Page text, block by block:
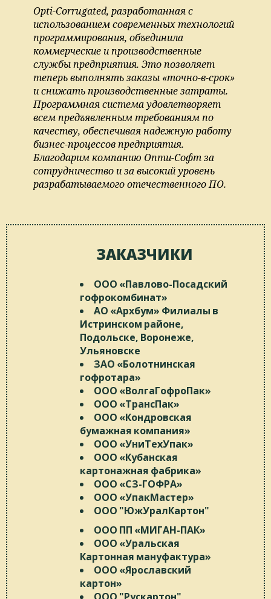
Opti-Corrugated, разработанная с
использованием современных технологий
программирования, объединила
коммерческие и производственные
службы предприятия. Это позволяет
теперь выполнять заказы «точно-в-срок»
и снижать производственные затраты.
Программная система удовлетворяет
всем предъявленным требованиям по
качеству, обеспечивая надежную работу
бизнес-процессов предприятия.
Благодарим компанию Опти-Софт за
сотрудничество и за высокий уровень
разрабатываемого отечественного ПО.
ЗАКАЗЧИКИ
ООО «Павлово-Посадский
гофрокомбинат»
АО «Архбум» Филиалы в
Истринском районе,
Подольске, Воронеже,
Ульяновске
ЗАО «Болотнинская
гофротара»
ООО «ВолгаГофроПак»
ООО «ТрансПак»
ООО «Кондровская
бумажная компания»
ООО «УниТехУпак»
ООО «Кубанская
картонажная фабрика»
ООО «СЗ-ГОФРА»
ООО «УпакМастер»
ООО "ЮжУралКартон"
ООО ПП «МИГАН-ПАК»
ООО «Уральская
Картонная мануфактура»
ООО «Ярославский
картон»